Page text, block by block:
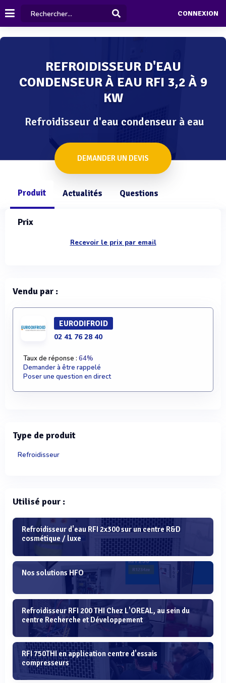
CONNEXION
REFROIDISSEUR D'EAU
CONDENSEUR À EAU RFI 3,2 À 9
KW
Refroidisseur d'eau condenseur à eau
DEMANDER UN DEVIS
Produit Actualités Questions
Prix
Recevoir le prix par email
Vendu par :
EURODIFROID
02 41 76 28 40
Taux de réponse : 64%
Demander à être rappelé
Poser une question en direct
Type de produit
Refroidisseur
Utilisé pour :
Refroidisseur d'eau RFI 2x300 sur un centre R&D
cosmétique / luxe
Nos solutions HFO
Refroidisseur RFI 200 THI Chez L'OREAL, au sein du
centre Recherche et Développement
RFI 750THI en application centre d'essais
compresseurs